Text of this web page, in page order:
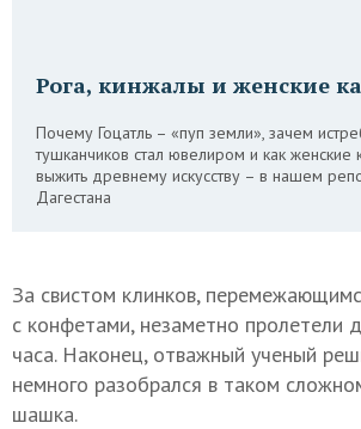
Рога, кинжалы и женские
Почему Гоцатль – «пуп земли», зачем
тушканчиков стал ювелиром и как женские
выжить древнему искусству – в нашем
Дагестана
За свистом клинков,
с конфетами, незаметно пролетели
часа. Наконец, отважный ученый
немного разобрался в таком
шашка.